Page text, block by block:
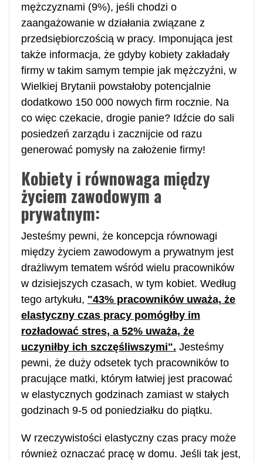
mężczyznami (9%), jeśli chodzi o
zaangażowanie w działania związane z
przedsiębiorczością w pracy. Imponująca jest
także informacja, że gdyby kobiety zakładały
firmy w takim samym tempie jak mężczyźni, w
Wielkiej Brytanii powstałoby potencjalnie
dodatkowo 150 000 nowych firm rocznie. Na
co więc czekacie, drogie panie? Idźcie do sali
posiedzeń zarządu i zacznijcie od razu
generować pomysły na założenie firmy!
Kobiety i równowaga między
życiem zawodowym a
prywatnym:
Jesteśmy pewni, że koncepcja równowagi
między życiem zawodowym a prywatnym jest
drażliwym tematem wśród wielu pracowników
w dzisiejszych czasach, w tym kobiet. Według
tego artykułu, "43% pracowników uważa, że
elastyczny czas pracy pomógłby im
rozładować stres, a 52% uważa, że
uczyniłby ich szczęśliwszymi". Jesteśmy
pewni, że duży odsetek tych pracowników to
pracujące matki, którym łatwiej jest pracować
w elastycznych godzinach zamiast w stałych
godzinach 9-5 od poniedziałku do piątku.
W rzeczywistości elastyczny czas pracy może
również oznaczać pracę w domu. Jeśli tak jest,